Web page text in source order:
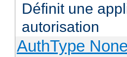
Définit une
autorisation
AuthType